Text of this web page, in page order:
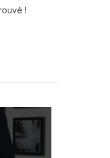
!